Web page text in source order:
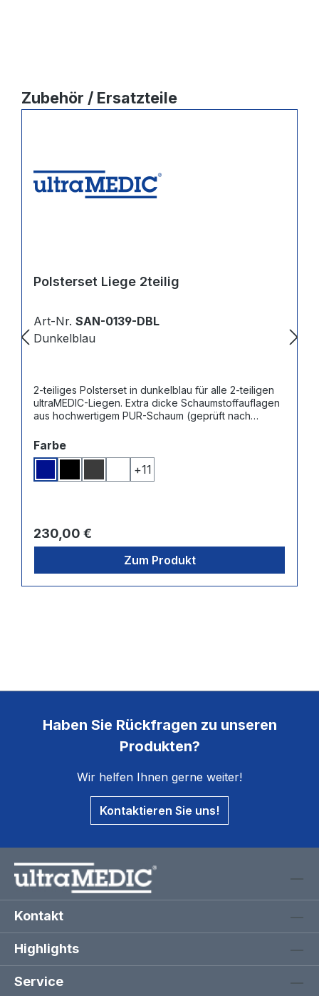
Produktgalerie überspringen
Zubehör / Ersatzteile
Polsterset Liege 2teilig
Art-Nr. SAN-0139-DBL
Dunkelblau
2-teiliges Polsterset in dunkelblau für alle 2-teiligen
ultraMEDIC-Liegen. Extra dicke Schaumstoffauflagen
aus hochwertigem PUR-Schaum (geprüft nach
Qualitätskunstleder mit edler, feiner Narbenstruktur,
Farbeauswählen
Dunkelblau
SchwarzDunkelgrau
Weiß
+11
Regulärer Preis:
230,00 €
Zum Produkt
Haben Sie Rückfragen zu unseren
Produkten?
Wir helfen Ihnen gerne weiter!
Kontaktieren Sie uns!
Kontakt
Highlights
Service